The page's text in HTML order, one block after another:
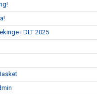
i DLT 2025